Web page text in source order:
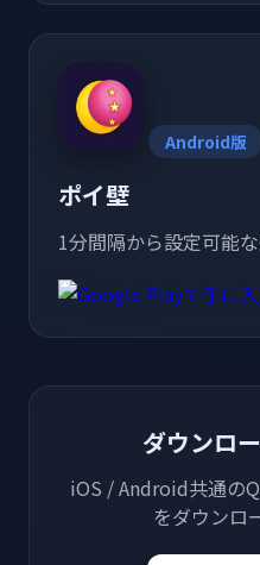
Android版
ポイ壁
1分間隔から設定可能
ダウンロ
iOS / Android共通の
をダウンロ